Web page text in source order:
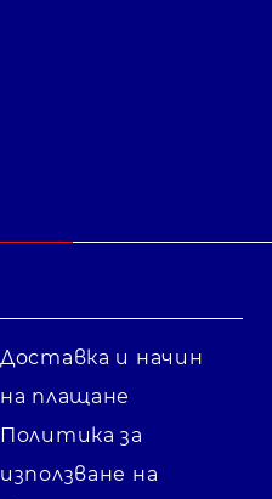
Доставка и начин
на плащане
Политика за
използване на